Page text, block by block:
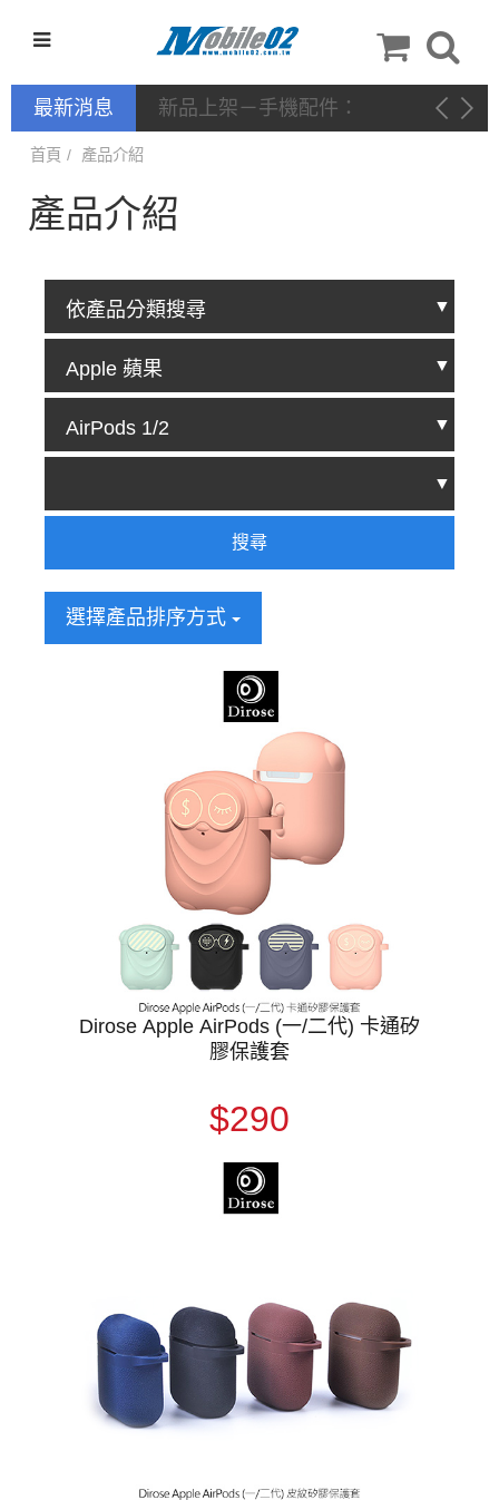
最新消息
新品上架－手機配件：
NILLKIN
首頁 產品介紹
產品介紹
搜尋
選擇產品排序方式
Dirose Apple AirPods (一/二代) 卡通矽
膠保護套
$290